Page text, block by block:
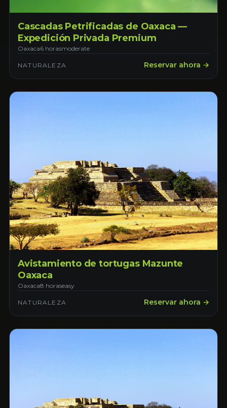
Cascadas Petrificadas de Oaxaca —
Expedición Privada Premium
Oaxaca6 horasmoderate
NATURALEZA Reservar ahora →
Avistamiento de tortugas Mazunte
Oaxaca
Oaxaca8 horaseasy
NATURALEZA Reservar ahora →